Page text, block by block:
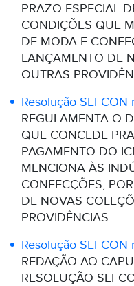
PRAZO ESPECIAL
CONDIÇÕES QUE
DE MODA E
LANÇAMENTO DE
OUTRAS
Resolução SEFCON
REGULAMENTA O
QUE CONCEDE
PAGAMENTO DO
MENCIONA ÀS
CONFECÇÕES,
DE NOVAS
PROVIDÊNCIAS.
Resolução
REDAÇÃO AO
RESOLUÇÃO